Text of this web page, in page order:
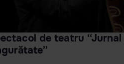
de teatru “Jurnal